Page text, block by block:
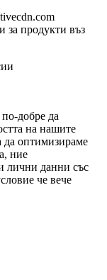
за продукти въз
добре да
на нашите
да оптимизираме
ние
лични данни със
че вече